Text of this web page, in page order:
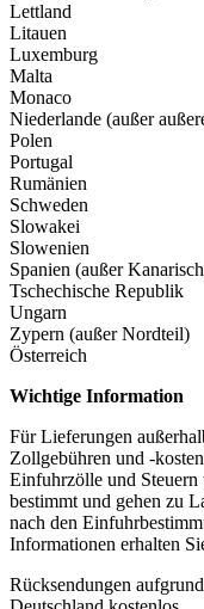
Lettland
Litauen
Luxemburg
Malta
Monaco
Niederlande (außer
Polen
Portugal
Rumänien
Schweden
Slowakei
Slowenien
Spanien (außer
Tschechische Republik
Ungarn
Zypern (außer Nordteil)
Österreich
Wichtige Information
Für Lieferungen
Zollgebühren und -
Einfuhrzölle und
bestimmt und gehen zu
nach den
Informationen erhalten
Rücksendungen